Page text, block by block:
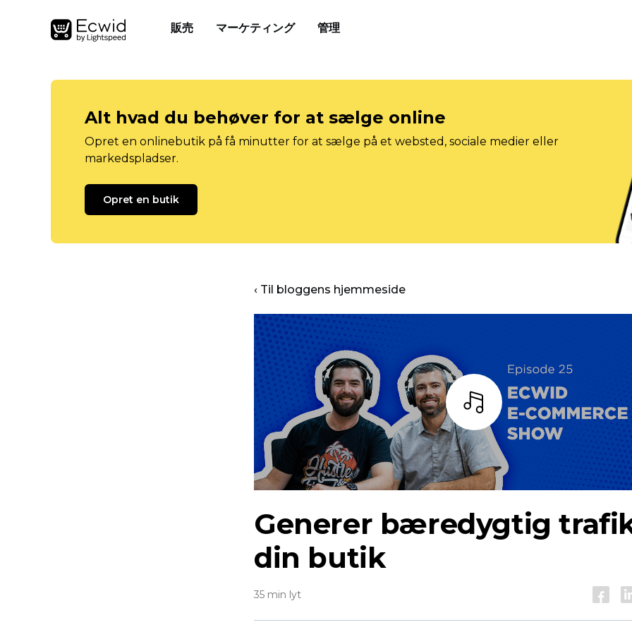
販売 マーケティング 管理
Alt hvad du behøver for at sælge online
Opret en onlinebutik på få minutter for at sælge på et websted, sociale medier eller
markedspladser.
Opret en butik
‹ Til bloggens hjemmeside
Lyt
Generer bæredygtig
din butik
35 min lyt